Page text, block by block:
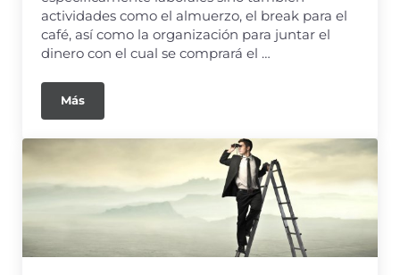
actividades como el almuerzo, el break para el
café, así como la organización para juntar el
dinero con el cual se comprará el …
Más